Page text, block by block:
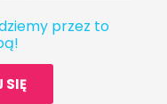
przez to
SIĘ